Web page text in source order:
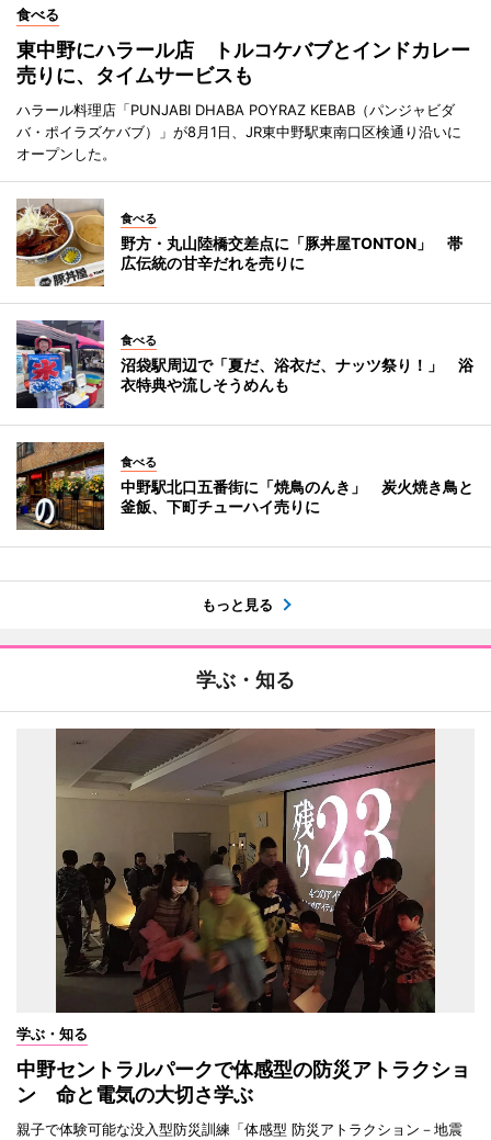
食べる
東中野にハラール店 トルコケバブとインドカレー
売りに、タイムサービスも
ハラール料理店「PUNJABI DHABA POYRAZ KEBAB（パンジャビダ
バ・ポイラズケバブ）」が8月1日、JR東中野駅東南口区検通り沿いに
オープンした。
食べる
野方・丸山陸橋交差点に「豚丼屋TONTON」 帯
広伝統の甘辛だれを売りに
食べる
沼袋駅周辺で「夏だ、浴衣だ、ナッツ祭り！」 浴
衣特典や流しそうめんも
食べる
中野駅北口五番街に「焼鳥のんき」 炭火焼き鳥と
釜飯、下町チューハイ売りに
もっと見る
学ぶ・知る
学ぶ・知る
中野セントラルパークで体感型の防災アトラクショ
ン 命と電気の大切さ学ぶ
親子で体験可能な没入型防災訓練「体感型 防災アトラクション－地震